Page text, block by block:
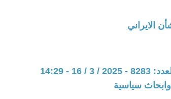
الايراني
16 - 14:29
سياسية